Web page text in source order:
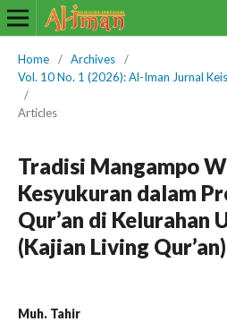
Home / Archives
/
Vol. 10 No. 1 (2026): Al-Iman Jurnal
/
Articles
Tradisi Mangampo
Kesyukuran dalam
Qur’an di Kelurahan
(Kajian Living Qur’an)
Muh. Tahir